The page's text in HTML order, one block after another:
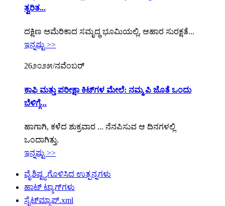
ತ್ವರಿತ...
ದಕ್ಷಿಣ ಅಮೆರಿಕಾದ ಸಮೃದ್ಧ ಭೂಮಿಯಲ್ಲಿ, ಆಹಾರ ಸುರಕ್ಷತೆ...
ಇನ್ನಷ್ಟು >>
26೨೦೨೫/ನವೆಂಬರ್
ಕಾಫಿ ಮತ್ತು ಪರೀಕ್ಷಾ ಕಿಟ್‌ಗಳ ಮೇಲೆ: ನಮ್ಮ ಪಿ ಜೊತೆ ಒಂದು
ಬೆಳಿಗ್ಗೆ...
ಹಾಗಾಗಿ, ಕಳೆದ ಶುಕ್ರವಾರ ... ನೆನಪಿಸುವ ಆ ದಿನಗಳಲ್ಲಿ
ಒಂದಾಗಿತ್ತು.
ಇನ್ನಷ್ಟು >>
ವೈಶಿಷ್ಟ್ಯಗೊಳಿಸಿದ ಉತ್ಪನ್ನಗಳು
ಹಾಟ್ ಟ್ಯಾಗ್‌ಗಳು
ಸೈಟ್‌ಮ್ಯಾಪ್.xml